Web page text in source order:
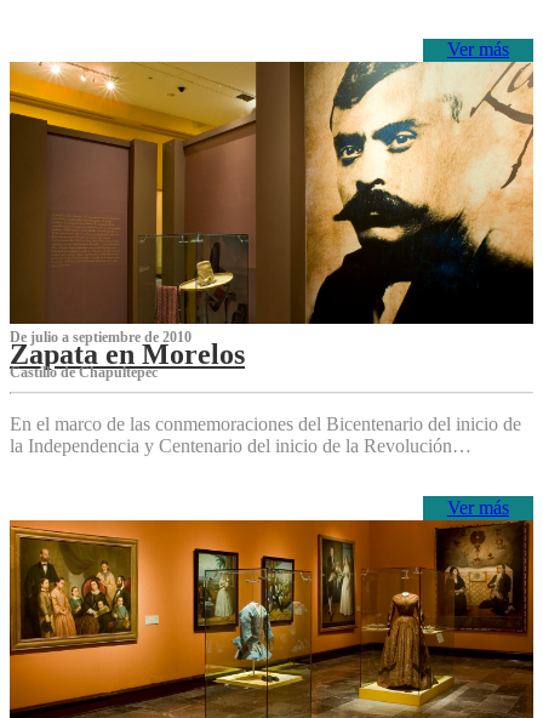
Ver más
De julio a septiembre de 2010
Zapata en Morelos
Castillo de Chapultepec
En el marco de las conmemoraciones del Bicentenario del inicio de
la Independencia y Centenario del inicio de la Revolución…
Ver más